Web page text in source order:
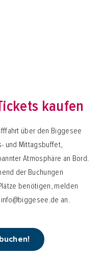
kaufen
über den Biggesee
und Mittagsbuffet,
Atmosphäre an Bord.
der Buchungen
benötigen, melden
an.